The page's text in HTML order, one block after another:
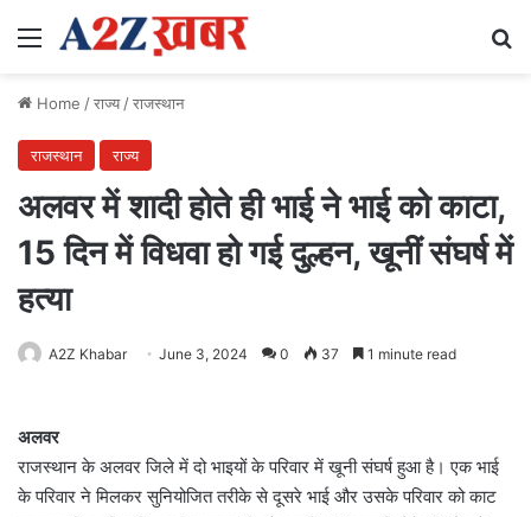
Menu
Home /राज्य/राजस्थान
राजस्थान राज्य
अलवर में शादी होते ही भाई ने भाई को काटा,
15 दिन में विधवा हो गई दुल्हन, खूनीं संघर्ष में
हत्या
A2Z Khabar June 3, 2024 0 37 1 minute read
अलवर
राजस्थान के अलवर जिले में दो भाइयों के परिवार में खूनी संघर्ष हुआ है। एक भाई
के परिवार ने मिलकर सुनियोजित तरीके से दूसरे भाई और उसके परिवार को काट